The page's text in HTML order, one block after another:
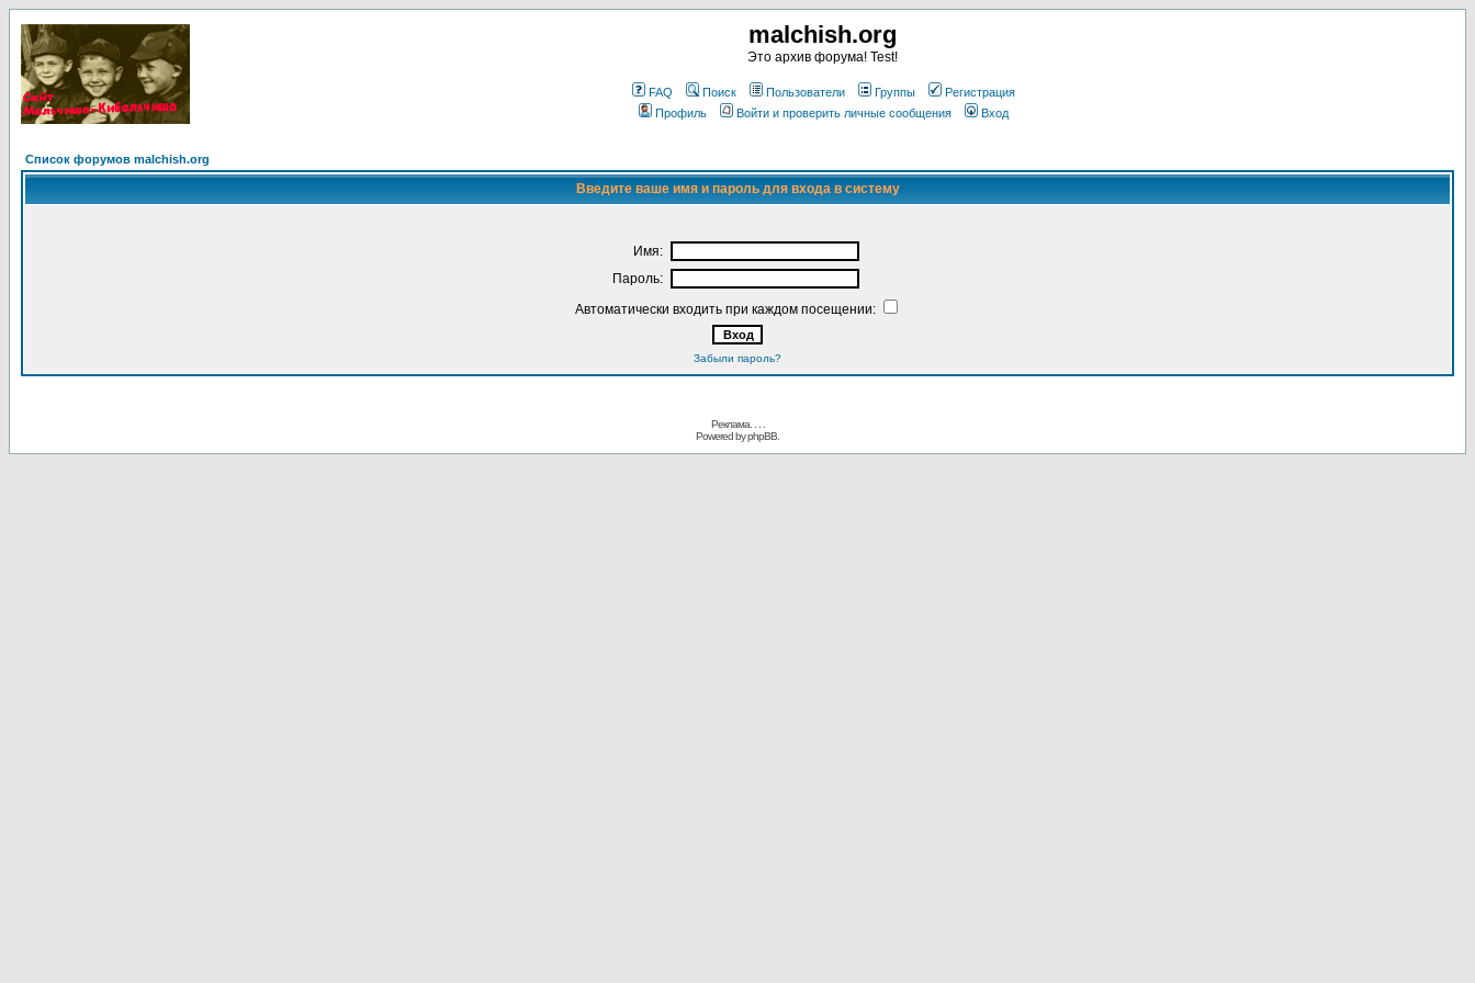
malchish.org
Это архив форума! Test!
FAQ Поиск Пользователи Группы
Регистрация
Профиль
Войти и проверить личные сообщения Вход
Список форумов malchish.org
Введите ваше имя и пароль для входа в систему
Имя:
Пароль:
Автоматически входить при каждом посещении:
Забыли пароль?
Реклама. . .
Powered byphpBB.